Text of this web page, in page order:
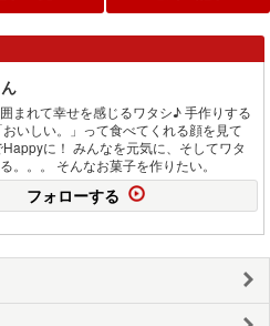
まれて幸せを感じるワタシ♪ 手作りする
いしい。」って食べてくれる顔を見て
に！ みんなを元気に、そしてワタ
。。。 そんなお菓子を作りたい。
フォローする